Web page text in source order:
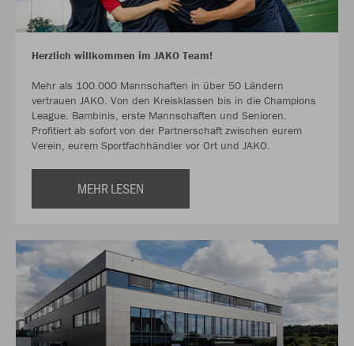
Herzlich willkommen im JAKO Team!
Mehr als 100.000 Mannschaften in über 50 Ländern
vertrauen JAKO. Von den Kreisklassen bis in die Champions
League. Bambinis, erste Mannschaften und Senioren.
Profitiert ab sofort von der Partnerschaft zwischen eurem
Verein, eurem Sportfachhändler vor Ort und JAKO.
MEHR LESEN